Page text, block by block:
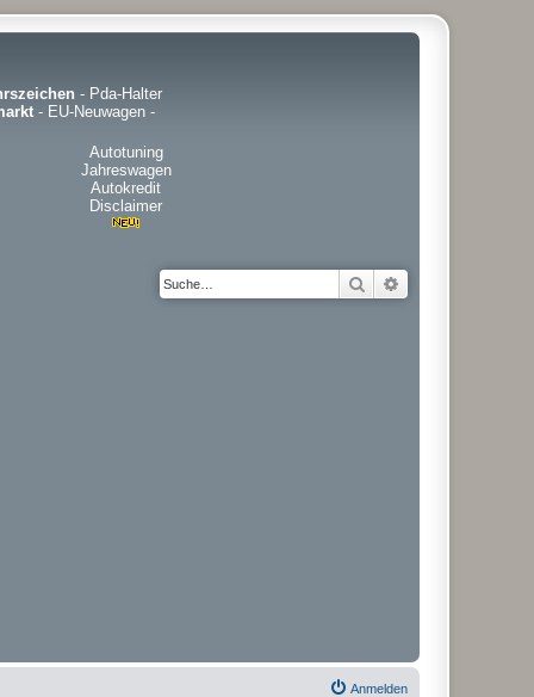
- Pda-Halter
- EU-Neuwagen -
Autotuning
Jahreswagen
Autokredit
Disclaimer
Suche
Anmelden